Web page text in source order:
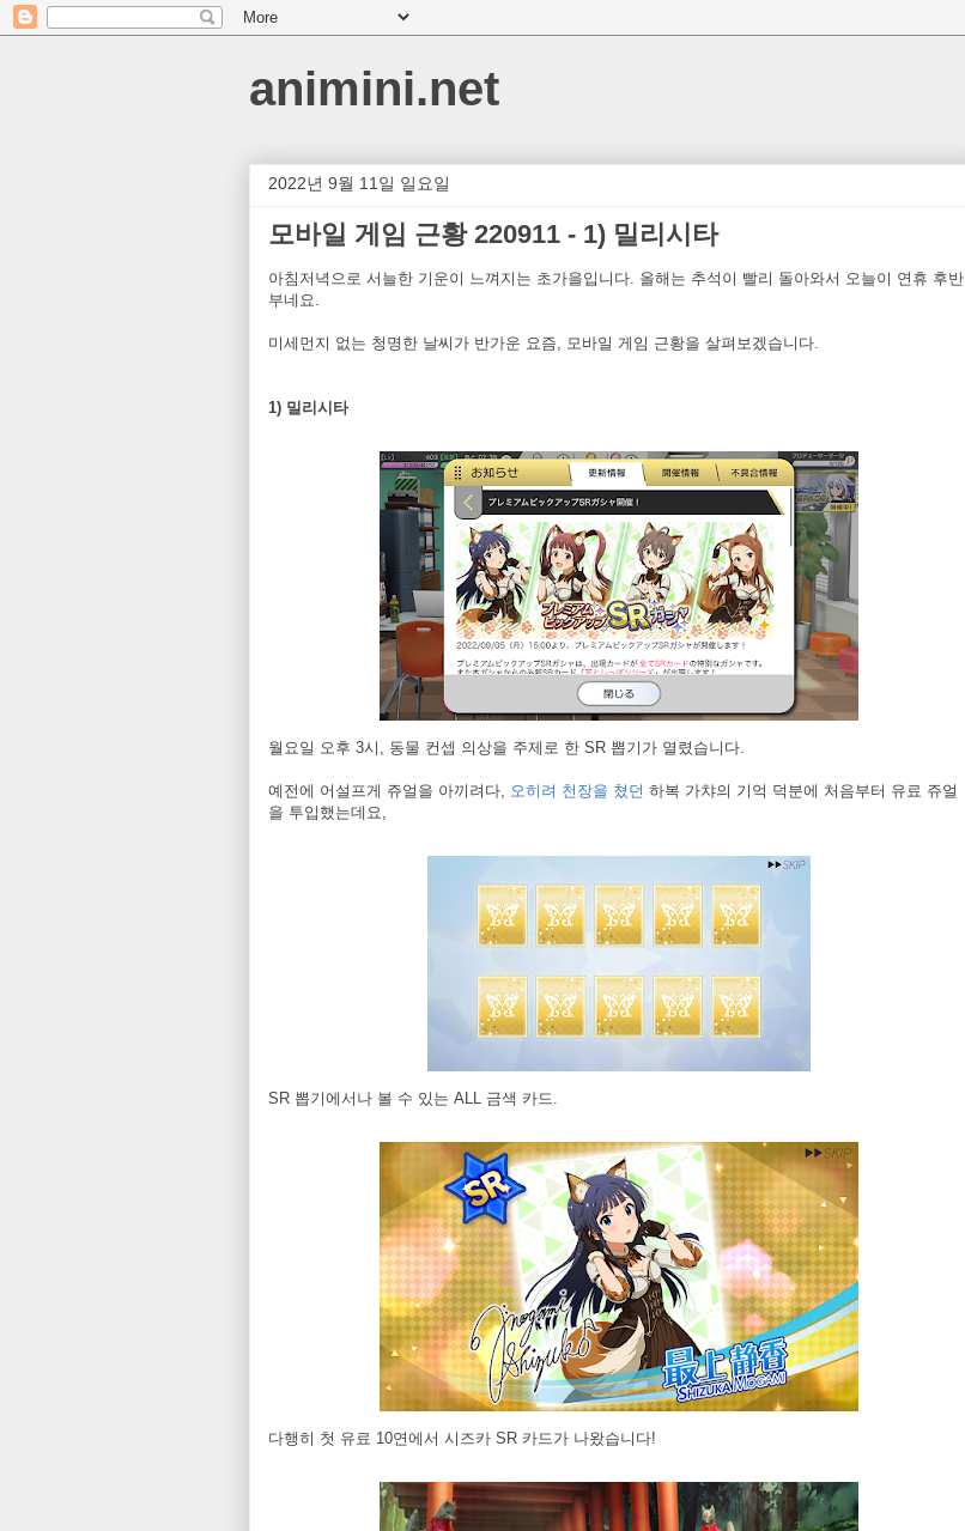
animini.net
2022년 9월 11일 일요일
모바일 게임 근황 220911 - 1) 밀리시타
아침저녁으로 서늘한 기운이 느껴지는 초가을입니다. 올해는 추석이 빨리 돌아와서 오늘이 연휴 후반
부네요.
미세먼지 없는 청명한 날씨가 반가운 요즘, 모바일 게임 근황을 살펴보겠습니다.
1) 밀리시타
월요일 오후 3시, 동물 컨셉 의상을 주제로 한 SR 뽑기가 열렸습니다.
예전에 어설프게 쥬얼을 아끼려다, 오히려 천장을 쳤던 하복 가챠의 기억 덕분에 처음부터 유료 쥬얼
을 투입했는데요,
SR 뽑기에서나 볼 수 있는 ALL 금색 카드.
다행히 첫 유료 10연에서 시즈카 SR 카드가 나왔습니다!